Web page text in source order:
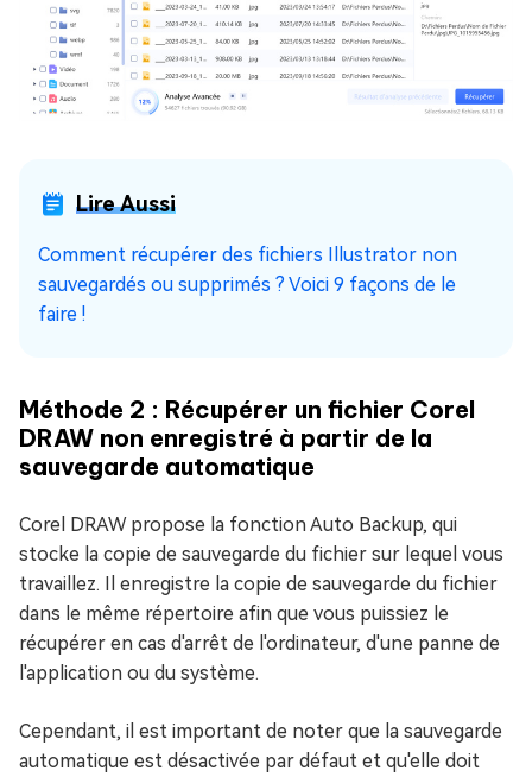
Lire Aussi
Comment récupérer des fichiers Illustrator non
sauvegardés ou supprimés ? Voici 9 façons de le
faire !
Méthode 2 : Récupérer un fichier Corel
DRAW non enregistré à partir de la
sauvegarde automatique
Corel DRAW propose la fonction Auto Backup, qui
stocke la copie de sauvegarde du fichier sur lequel vous
travaillez. Il enregistre la copie de sauvegarde du fichier
dans le même répertoire afin que vous puissiez le
récupérer en cas d'arrêt de l'ordinateur, d'une panne de
l'application ou du système.
Cependant, il est important de noter que la sauvegarde
automatique est désactivée par défaut et qu'elle doit